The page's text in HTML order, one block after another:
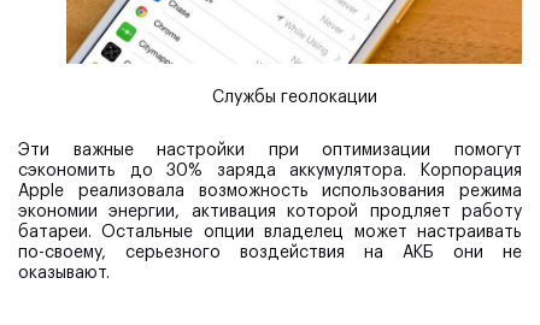
Службы геолокации
Эти важные настройки при оптимизации помогут
сэкономить до 30% заряда аккумулятора. Корпорация
Apple реализовала возможность использования режима
экономии энергии, активация которой продляет работу
батареи. Остальные опции владелец может настраивать
по-своему, серьезного воздействия на АКБ они не
оказывают.